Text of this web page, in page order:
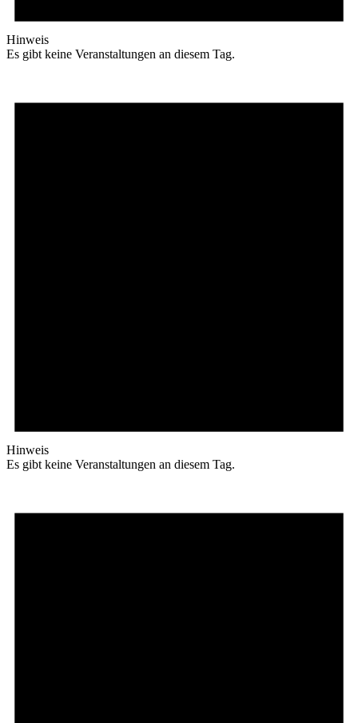
Hinweis
Es gibt keine Veranstaltungen an diesem Tag.
Hinweis
Es gibt keine Veranstaltungen an diesem Tag.